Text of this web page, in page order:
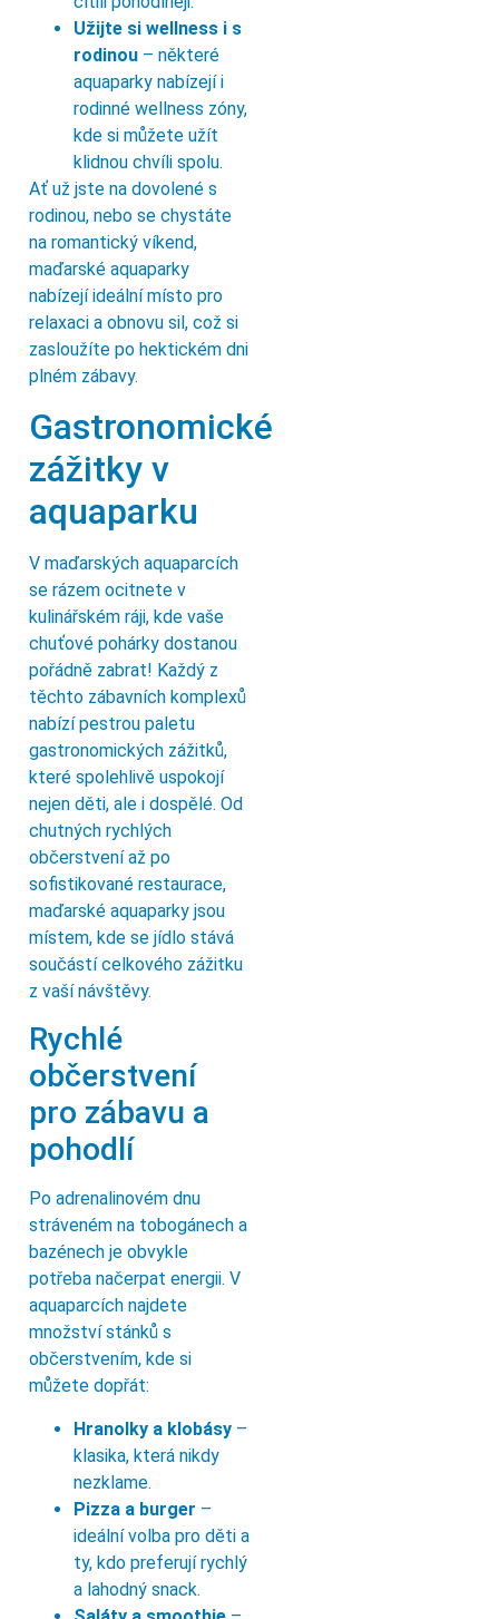
Užijte si wellness i s
rodinou – některé
aquaparky nabízejí i
rodinné wellness zóny,
kde si můžete užít
klidnou chvíli spolu.
Ať už jste na dovolené s
rodinou, nebo se chystáte
na romantický víkend,
maďarské aquaparky
nabízejí ideální místo pro
relaxaci a obnovu sil, což si
zasloužíte po hektickém dni
plném zábavy.
Gastronomické
zážitky v
aquaparku
V maďarských aquaparcích
se rázem ocitnete v
kulinářském ráji, kde vaše
chuťové pohárky dostanou
pořádně zabrat! Každý z
těchto zábavních komplexů
nabízí pestrou paletu
gastronomických zážitků,
které spolehlivě uspokojí
nejen děti, ale i dospělé. Od
chutných rychlých
občerstvení až po
sofistikované restaurace,
maďarské aquaparky jsou
místem, kde se jídlo stává
součástí celkového zážitku
z vaší návštěvy.
Rychlé
občerstvení
pro zábavu a
pohodlí
Po adrenalinovém dnu
stráveném na tobogánech a
bazénech je obvykle
potřeba načerpat energii. V
aquaparcích najdete
množství stánků s
občerstvením, kde si
můžete dopřát:
Hranolky a klobásy –
klasika, která nikdy
nezklame.
Pizza a burger –
ideální volba pro děti a
ty, kdo preferují rychlý
a lahodný snack.